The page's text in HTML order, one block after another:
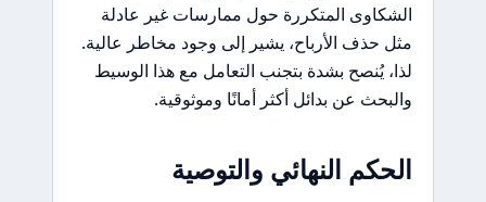
الشكاوى المتكررة حول ممارسات غير عادلة
مثل حذف الأرباح، يشير إلى وجود مخاطر عالية.
لذا، يُنصح بشدة بتجنب التعامل مع هذا الوسيط
والبحث عن بدائل أكثر أمانًا وموثوقية.
الحكم النهائي والتوصية